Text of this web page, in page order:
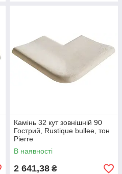
Камінь 32 кут зовнішній 90
Гострий, Rustique bullee, тон
Pierre
В наявності
2 641,38 ₴